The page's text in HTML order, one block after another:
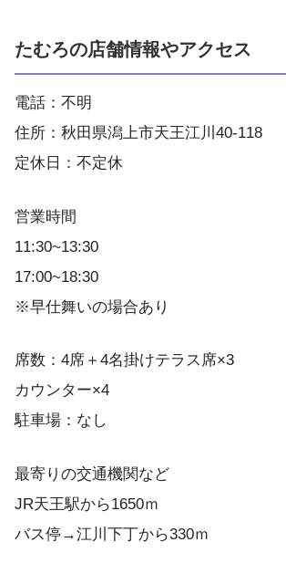
たむろの店舗情報やアクセス
電話：不明
住所：秋田県潟上市天王江川40-118
定休日：不定休
営業時間
11:30~13:30
17:00~18:30
※早仕舞いの場合あり
席数：4席＋4名掛けテラス席×3
カウンター×4
駐車場：なし
最寄りの交通機関など
JR天王駅から1650ｍ
バス停→江川下丁から330ｍ